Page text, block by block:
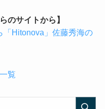
のサイトから】
覧